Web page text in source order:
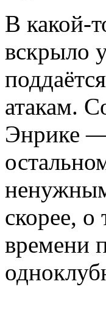
В какой-
вскрыло
атакам.
Энрике —
скорее,
времени